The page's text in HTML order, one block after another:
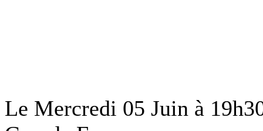
Le Mercredi 05 Juin à